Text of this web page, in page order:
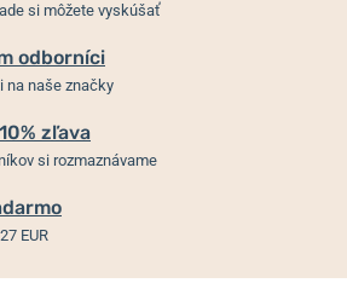
si môžete vyskúšať
odborníci
na naše značky
zľava
si rozmaznávame
EUR